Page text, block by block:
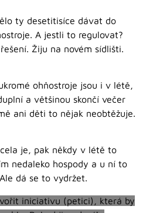
ty desetitisíce dávat do
A jestli to regulovat?
Žiju na novém sídlišti.
ohňostroje jsou i v létě,
a většinou skončí večer
ani děti to nějak neobtěžuje.
je, pak někdy v létě to
nedaleko hospody a u ní to
dá se to vydržet.
iniciativu (petici), která by